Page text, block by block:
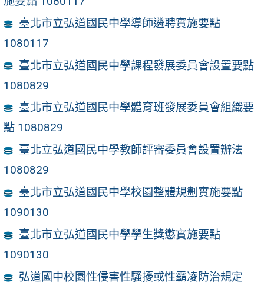
臺北市立弘道國民中學導師遴聘實施要點
1080117
臺北市立弘道國民中學課程發展委員會設置要點
1080829
臺北市立弘道國民中學體育班發展委員會組織要
點 1080829
臺北立弘道國民中學教師評審委員會設置辦法
1080829
臺北市立弘道國民中學校園整體規劃實施要點
1090130
臺北市立弘道國民中學學生獎懲實施要點
1090130
弘道國中校園性侵害性騷擾或性霸凌防治規定